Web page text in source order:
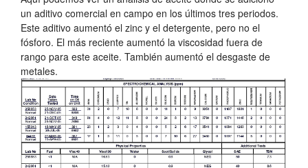
un aditivo comercial en campo en los últimos tres periodos.
Este aditivo aumentó el zinc y el detergente, pero no el
fósforo. El más reciente aumentó la viscosidad fuera de
rango para este aceite. También aumentó el desgaste de
metales.